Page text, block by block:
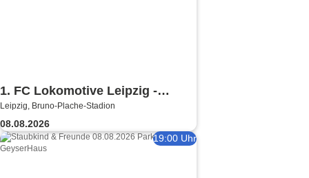
1. FC Lokomotive Leipzig -
Regionalliga Nordost 2026/2027
Leipzig, Bruno-Plache-Stadion
08.08.2026
19:00 Uhr